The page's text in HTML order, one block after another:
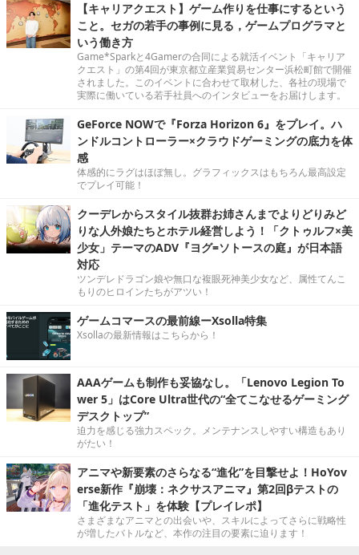
【キャリアクエスト】ゲーム作りを仕事にするという
こと。セガの若手の事例に見る，ゲームプログラマと
いう働き方
Game*Sparkと4Gamerの合同による就活イベント「キャリア
クエスト」の第4回が東京都立産業貿易センター浜松町館で開催
されました。このイベントに合わせて取材した、各社の現場で
実際に働いている若手社員へのインタビューをお届けします。
GeForce NOWで『Forza Horizon 6』をプレイ。ハ
ンドルコントローラー×クラウドゲーミングの底力を体
感
体感的にラグはほぼ無し。グラフィックスはもちろん最高設定
でプレイ可能！
クーデレからスタイル抜群お姉さんまでよりどりみど
りな人外娘たちとホテル経営しよう！「クトゥルフ×美
少女」テーマのADV『ヨグ=ソトースの庭』が日本語
対応
ツンデレドラゴン娘や無口な複眼死神美少女など、属性てんこ
もりのヒロインたちがアツい！
ゲームコマースの最前線ーXsolla特集
Xsollaの最新情報はこちらから！
AAAゲームも制作も妥協なし。「Lenovo Legion To
wer 5」はCore Ultra世代の“全てこなせるゲーミング
デスクトップ”
迫力を感じる強力スペック。メンテナンスしやすい構造もあり
がたい！
アニマや新要素のさらなる“進化”を目撃せよ！HoYov
erse新作『崩壊：ネクサスアニマ』第2回βテストの
「進化テスト」を体験【プレイレポ】
さまざまなアニマとの出会いや、スキルによってさらに戦略性
が増したバトルなど、本作の注目の要素に迫ります！